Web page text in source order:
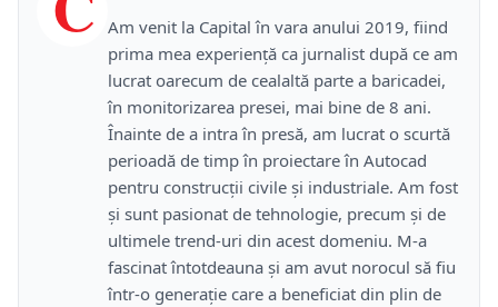
Am venit la Capital în vara anului 2019, fiind
prima mea experiență ca jurnalist după ce am
lucrat oarecum de cealaltă parte a baricadei,
în monitorizarea presei, mai bine de 8 ani.
Înainte de a intra în presă, am lucrat o scurtă
perioadă de timp în proiectare în Autocad
pentru construcții civile și industriale. Am fost
și sunt pasionat de tehnologie, precum și de
ultimele trend-uri din acest domeniu. M-a
fascinat întotdeauna și am avut norocul să fiu
într-o generație care a beneficiat din plin de